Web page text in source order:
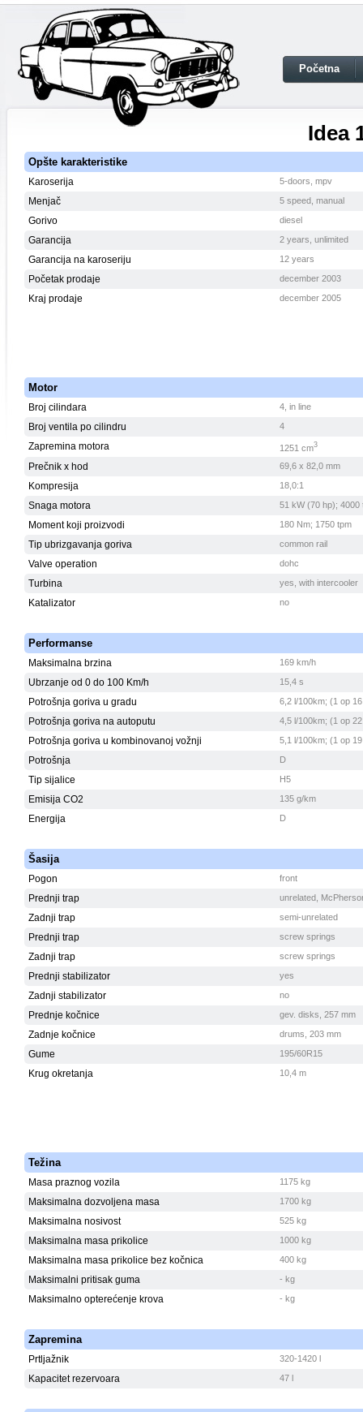
Početna
Idea
Opšte karakteristike
Karoserija 5-doors, mpv
Menjač 5 speed, manual
Gorivo diesel
Garancija 2 years, unlimited
Garancija na karoseriju 12 years
Početak prodaje december 2003
Kraj prodaje december 2005
Motor
Broj cilindara 4, in line
Broj ventila po cilindru 4
Zapremina motora 1251 cm3
Prečnik x hod 69,6 x 82,0 mm
Kompresija 18,0:1
Snaga motora 51 kW (70 hp); 4000
Moment koji proizvodi 180 Nm; 1750 tpm
Tip ubrizgavanja goriva common rail
Valve operation dohc
Turbina yes, with intercooler
Katalizator no
Performanse
Maksimalna brzina 169 km/h
Ubrzanje od 0 do 100 Km/h 15,4 s
Potrošnja goriva u gradu 6,2 l/100km; (1 op
Potrošnja goriva na autoputu 4,5 l/100km; (1 op
Potrošnja goriva u kombinovanoj vožnji 5,1 l/100km; (1 op
Potrošnja D
Tip sijalice H5
Emisija CO2 135 g/km
Energija D
Šasija
Pogon front
Prednji trap unrelated,
Zadnji trap semi-unrelated
Prednji trap screw springs
Zadnji trap screw springs
Prednji stabilizator yes
Zadnji stabilizator no
Prednje kočnice gev. disks, 257 mm
Zadnje kočnice drums, 203 mm
Gume 195/60R15
Krug okretanja 10,4 m
Težina
Masa praznog vozila 1175 kg
Maksimalna dozvoljena masa 1700 kg
Maksimalna nosivost 525 kg
Maksimalna masa prikolice 1000 kg
Maksimalna masa prikolice bez kočnica 400 kg
Maksimalni pritisak guma - kg
Maksimalno opterećenje krova - kg
Zapremina
Prtljažnik 320-1420 l
Kapacitet rezervoara 47 l